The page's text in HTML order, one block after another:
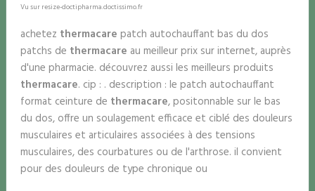
Vu sur resize-doctipharma.doctissimo.fr
achetez thermacare patch autochauffant bas du dos
patchs de thermacare au meilleur prix sur internet, auprès
d'une pharmacie. découvrez aussi les meilleurs produits
thermacare. cip : . description : le patch autochauffant
format ceinture de thermacare, positonnable sur le bas
du dos, offre un soulagement efficace et ciblé des douleurs
musculaires et articulaires associées à des tensions
musculaires, des courbatures ou de l'arthrose. il convient
pour des douleurs de type chronique ou